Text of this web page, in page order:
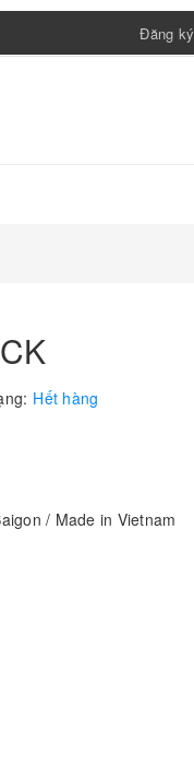
Đăng ký
Hết hàng
/ Made in Vietnam